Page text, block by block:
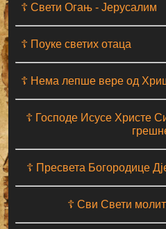
☦ Свети Огањ - Јерусалим
☦ Поуке светих отаца
☦ Нема лепше вере од
☦ Господе Исусе Христе
☦ Пресвета Богородице
☦ Сви Свети